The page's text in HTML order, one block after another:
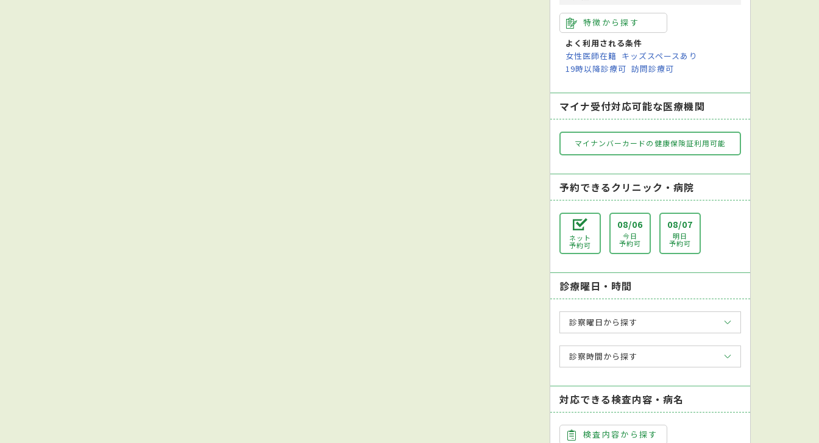
特徴から探す
よく利用される条件
女性医師在籍 キッズスペースあり
19時以降診療可 訪問診療可
マイナ受付対応可能な医療機関
マイナンバーカードの健康保険証利用可能
予約できるクリニック・病院
ネット
予約可
08/06
今日
予約可
08/07
明日
予約可
診療曜日・時間
診察曜日から探す
診察時間から探す
対応できる検査内容・病名
検査内容から探す